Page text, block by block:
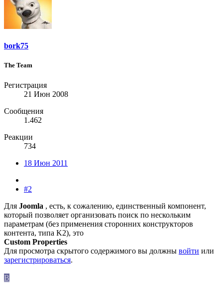
bork75
The Team
Регистрация
21 Июн 2008
Сообщения
1.462
Реакции
734
18 Июн 2011
#2
Для Joomla , есть, к сожалению, единственный компонент,
который позволяет организовать поиск по нескольким
параметрам (без применения сторонних конструкторов
контента, типа K2), это
Custom Properties
Для просмотра скрытого содержимого вы должны войти или
зарегистрироваться.
B